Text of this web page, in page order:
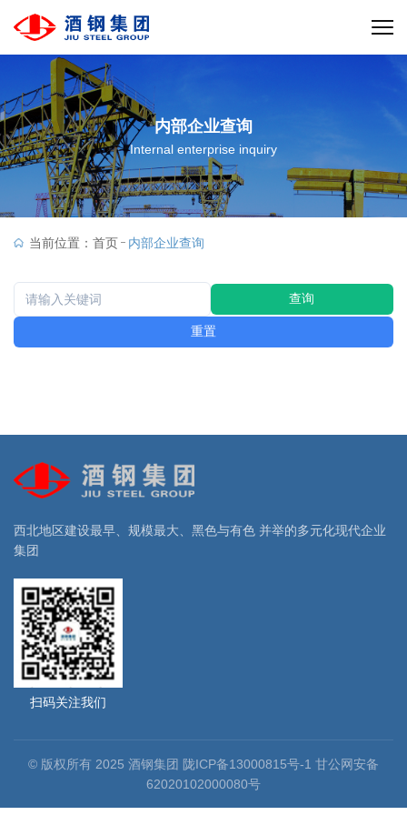
内部企业查询
Internal enterprise inquiry
当前位置： 首页 内部企业查询
查询
重置
西北地区建设最早、规模最大、黑色与有色 并举的多元化现代企业
集团
扫码关注我们
© 版权所有 2025 酒钢集团 陇ICP备13000815号-1 甘公网安备
62020102000080号